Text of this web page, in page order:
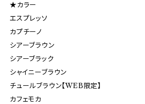
★カラー
エスプレッソ
カプチーノ
シアーブラウン
シアーブラック
シャイニーブラウン
チュールブラウン【WEB限定】
カフェモカ